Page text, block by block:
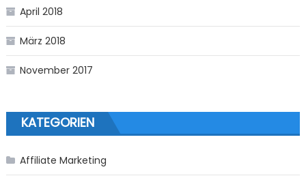
April 2018
März 2018
November 2017
KATEGORIEN
Affiliate Marketing